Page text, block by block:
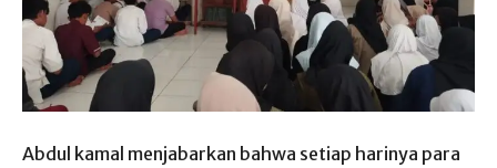
Abdul kamal menjabarkan bahwa setiap harinya para